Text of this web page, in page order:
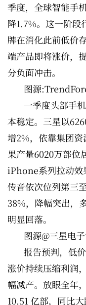
季度，全球智能手
降1.7%。这一阶段
牌在消化此前低价
端产品即将涨价，
分负面冲击。
图源
一季度头部手
本稳定。三星以
增2%，依靠集团
果产量6020万部位
iPhone系列拉动效
传音依次位列第三
38%，降幅突出，
明显回落。
图源@三星电
报告预判，低
涨价持续压缩利润
幅减产。放眼全年
10.51 亿部，同比